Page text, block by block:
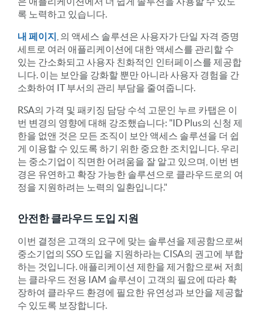
록 노력하고 있습니다.
내 페이지 , 의 액세스 솔루션은 사용자가 단일 자격 증명
세트로 여러 애플리케이션에 대한 액세스를 관리할 수
있는 간소화되고 사용자 친화적인 인터페이스를 제공합
니다. 이는 보안을 강화할 뿐만 아니라 사용자 경험을 간
소화하여 IT 부서의 관리 부담을 줄여줍니다.
RSA의 가격 및 패키징 담당 수석 고문인 누르 카탭은 이
번 변경의 영향에 대해 강조했습니다: "ID Plus의 신청 제
한을 없앤 것은 모든 조직이 보안 액세스 솔루션을 더 쉽
게 이용할 수 있도록 하기 위한 중요한 조치입니다. 우리
는 중소기업이 직면한 어려움을 잘 알고 있으며, 이번 변
경은 유연하고 확장 가능한 솔루션으로 클라우드로의 여
정을 지원하려는 노력의 일환입니다."
안전한 클라우드 도입 지원
이번 결정은 고객의 요구에 맞는 솔루션을 제공함으로써
중소기업의 SSO 도입을 지원하라는 CISA의 권고에 부합
하는 것입니다. 애플리케이션 제한을 제거함으로써 저희
는 클라우드 전용 IAM 솔루션이 고객의 필요에 따라 확
장하여 클라우드 환경에 필요한 유연성과 보안을 제공할
수 있도록 보장합니다.